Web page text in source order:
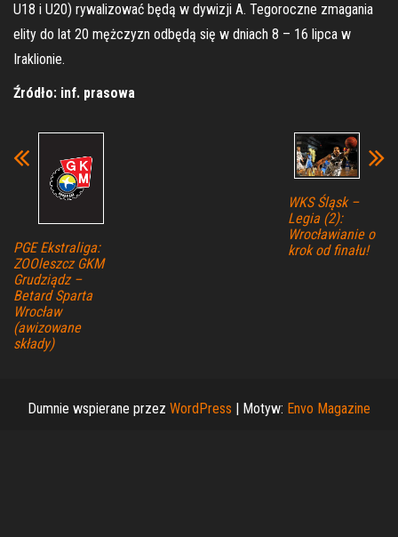
U18 i U20) rywalizować będą w dywizji A. Tegoroczne zmagania
elity do lat 20 mężczyzn odbędą się w dniach 8 – 16 lipca w
Iraklionie.
Źródło: inf. prasowa
PGE Ekstraliga:
ZOOleszcz GKM
Grudziądz –
Betard Sparta
Wrocław
(awizowane
składy)
WKS Śląsk –
Legia (2):
Wrocławianie o
krok od finału!
Dumnie wspierane przez WordPress | Motyw: Envo Magazine